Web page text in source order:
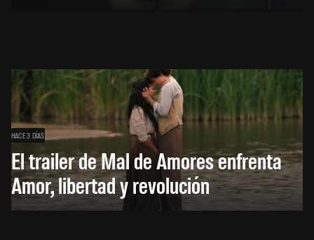
HACE 3 DÍAS
El trailer de Mal de Amores enfrenta
Amor, libertad y revolución